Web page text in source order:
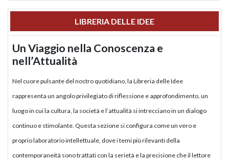
LIBRERIA DELLE IDEE
Un Viaggio nella Conoscenza e
nell’Attualità
Nel cuore pulsante del nostro quotidiano, la Libreria delle Idee
rappresenta un angolo privilegiato di riflessione e approfondimento, un
luogo in cui la cultura, la società e l’attualità si intrecciano in un dialogo
continuo e stimolante. Questa sezione si configura come un vero e
proprio laboratorio intellettuale, dove i temi più rilevanti della
contemporaneità sono trattati con la serietà e la precisione che il lettore